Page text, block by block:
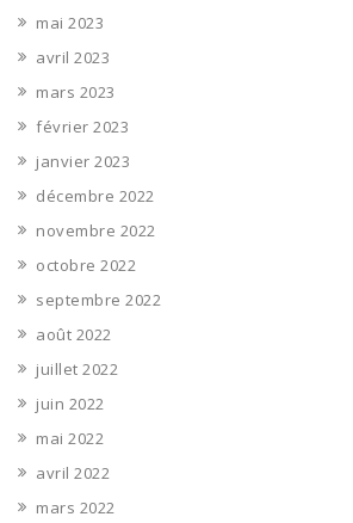
mai 2023
avril 2023
mars 2023
février 2023
janvier 2023
décembre 2022
novembre 2022
octobre 2022
septembre 2022
août 2022
juillet 2022
juin 2022
mai 2022
avril 2022
mars 2022